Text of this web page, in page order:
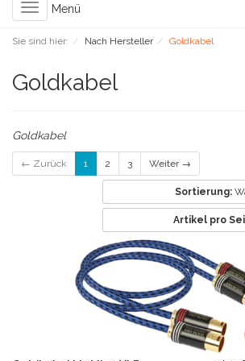
Toggle
navigation
Menü
Sie sind hier: Nach Hersteller Goldkabel
Goldkabel
Goldkabel
← Zurück 1 2 3 Weiter →
Sortierung:
Artikel pro